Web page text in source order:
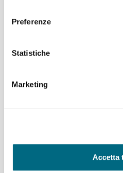
Preferenze
Statistiche
Marketing
Accetta
Salgono
lungobisagno Dalmazia. La